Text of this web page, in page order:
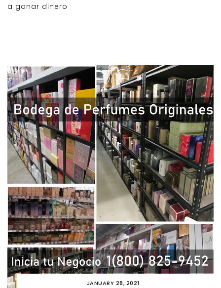
a ganar dinero
JANUARY 28, 2021